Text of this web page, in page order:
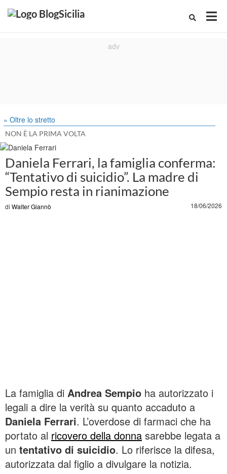
» Oltre lo stretto
NON È LA PRIMA VOLTA
Daniela Ferrari, la famiglia conferma:
“Tentativo di suicidio”. La madre di
Sempio resta in rianimazione
di Walter Giannò 18/06/2026
La famiglia di Andrea Sempio ha autorizzato i
legali a dire la verità su quanto accaduto a
Daniela Ferrari. L’overdose di farmaci che ha
portato al ricovero della donna sarebbe legata a
un tentativo di suicidio. Lo riferisce la difesa,
autorizzata dal figlio a divulgare la notizia.